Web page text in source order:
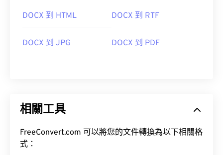
DOCX 到 HTML DOCX 到 RTF
DOCX 到 JPG DOCX 到 PDF
相關工具
FreeConvert.com 可以將您的文件轉換為以下相關格
式：